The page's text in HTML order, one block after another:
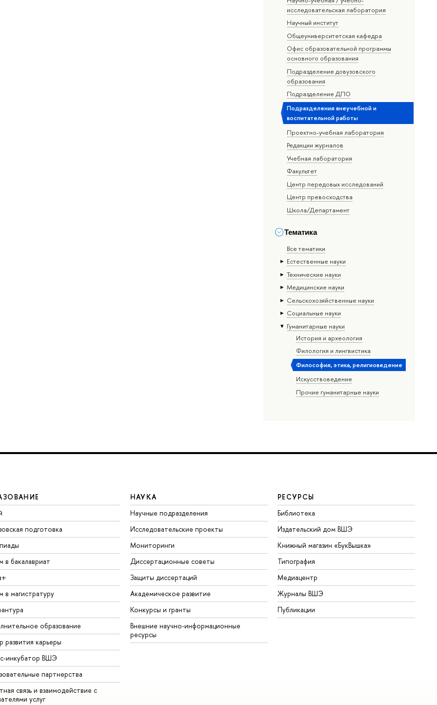
исследовательская лаборатория
Научный институт
Общеуниверситетская кафедра
Офис образовательной программы
основного образования
Подразделение довузовского
образования
Подразделение ДПО
Подразделения внеучебной и
воспитательной работы
Проектно-учебная лаборатория
Редакции журналов
Учебная лаборатория
Факультет
Центр передовых исследований
Центр превосходства
Школа/Департамент
Тематика
Все тематики
Естественные науки
Тех­ничес­кие науки
Медицинские науки
Сельскохозяйственные науки
Социальные науки
Гуманитарные науки
История и археология
Филология и лингвистика
Философия, этика, религиоведение
Искусствоведение
Прочие гуманитарные науки
подготовка
в бакалавриат
в магистратуру
образование
развития карьеры
инкубатор ВШЭ
партнерства
связь и взаимодействие с
услуг
НАУКА
Научные подразделения
Исследовательские проекты
Мониторинги
Диссертационные советы
Защиты диссертаций
Академическое развитие
Конкурсы и гранты
Внешние научно-информационные
ресурсы
РЕСУРСЫ
Библиотека
Издательский дом ВШЭ
Книжный магазин «БукВышка»
Типография
Медиацентр
Журналы ВШЭ
Публикации